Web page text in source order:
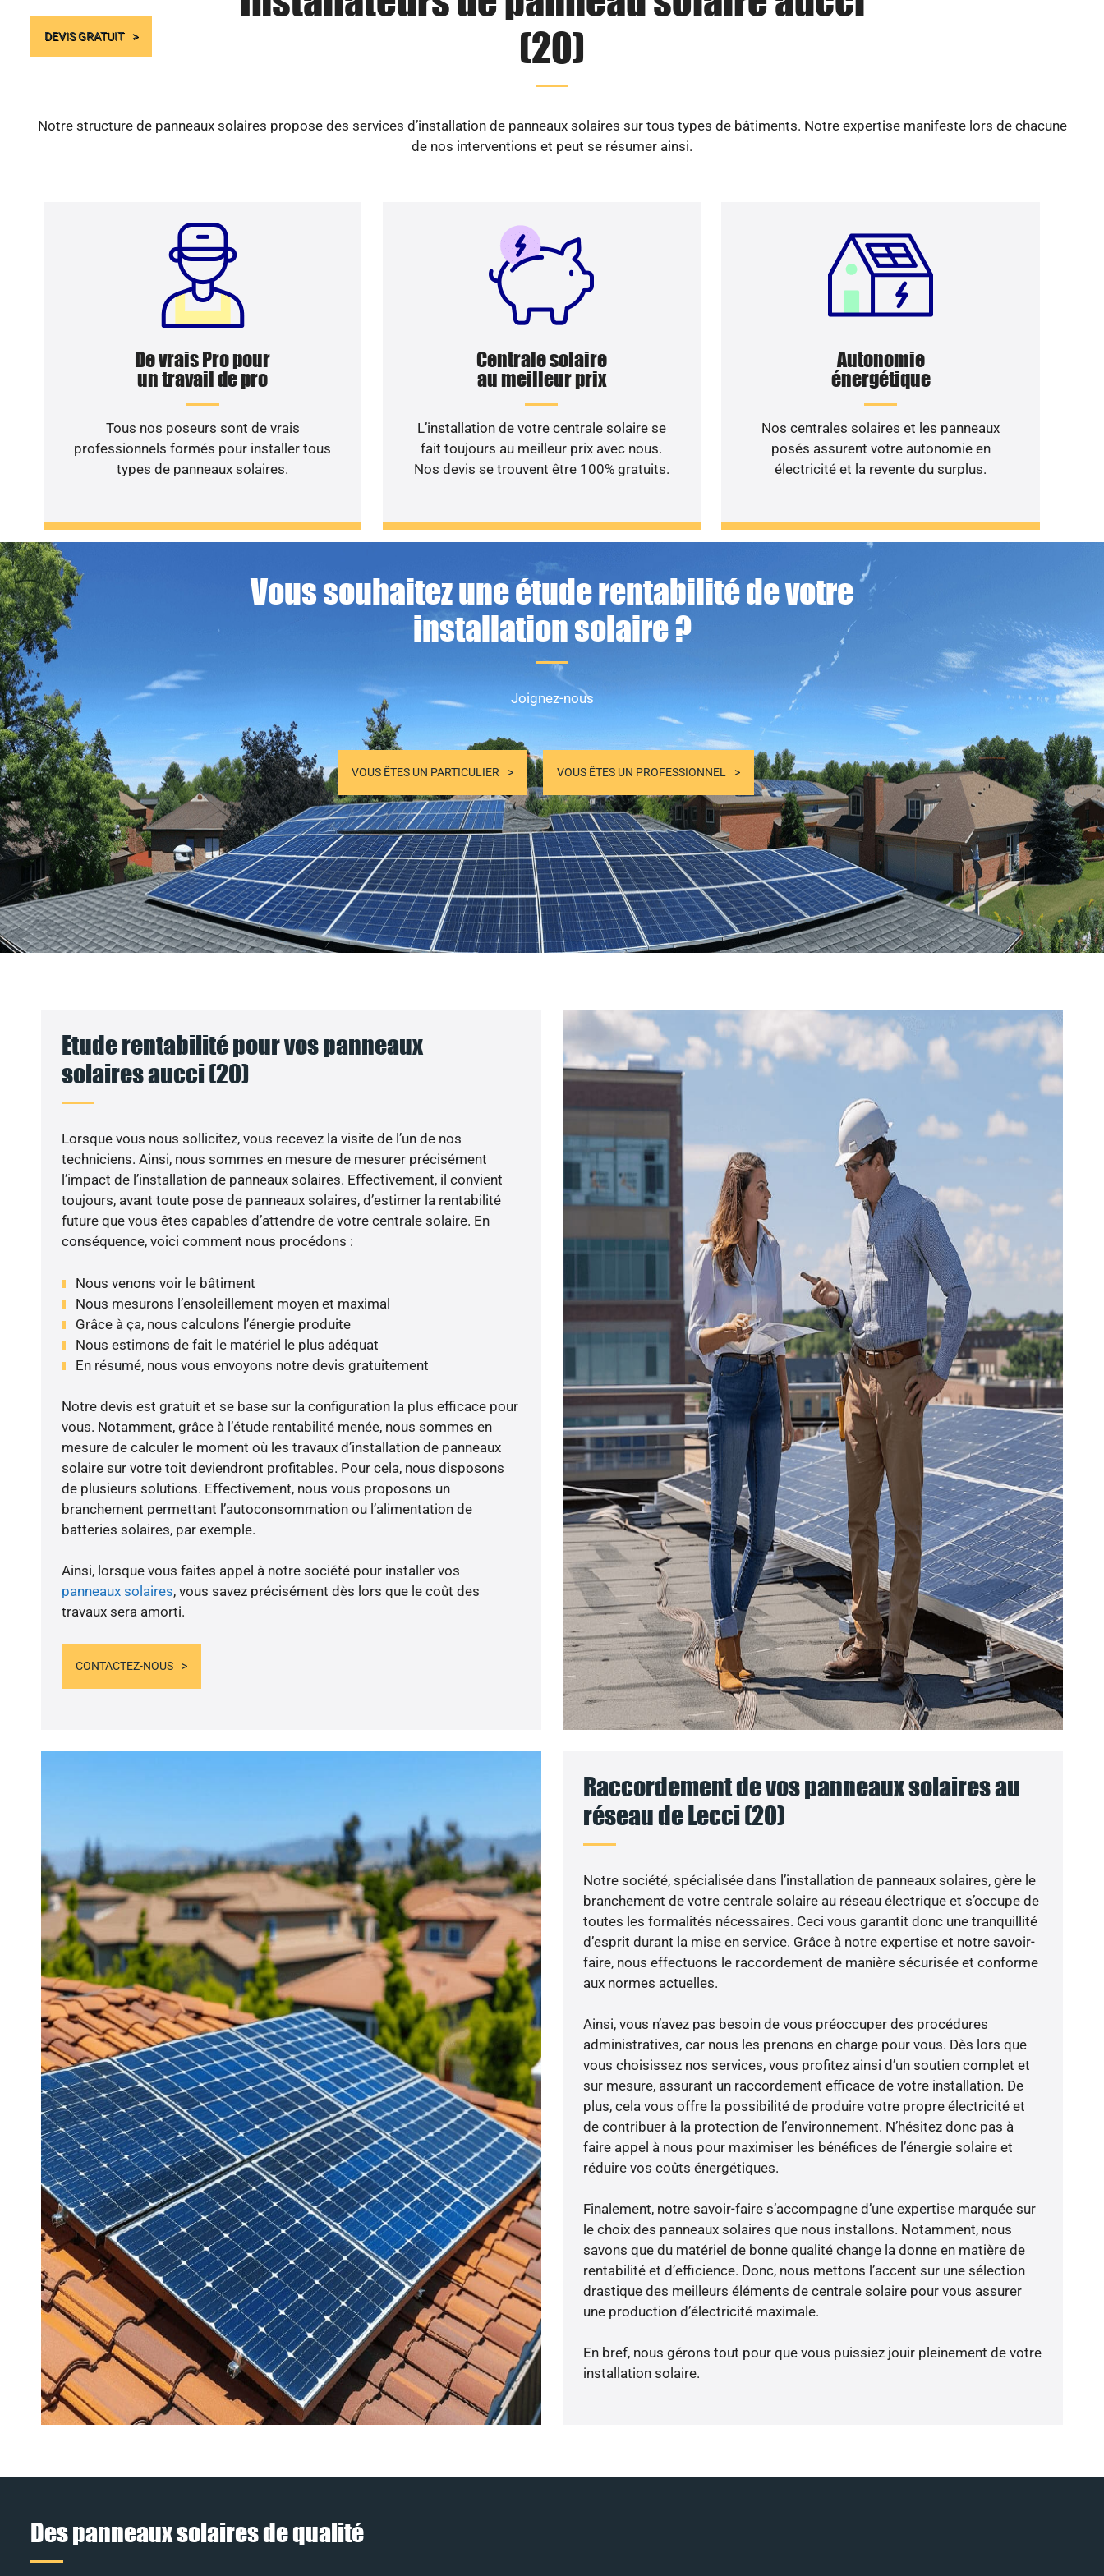
DEVIS GRATUIT
(20)
Notre structure de panneaux solaires propose des services d’installation de panneaux solaires sur tous types de bâtiments. Notre expertise manifeste lors de chacune
de nos interventions et peut se résumer ainsi.
De vrais Pro pour
un travail de pro
Tous nos poseurs sont de vrais
professionnels formés pour installer tous
types de panneaux solaires.
Centrale solaire
au meilleur prix
L’installation de votre centrale solaire se
fait toujours au meilleur prix avec nous.
Nos devis se trouvent être 100% gratuits.
Autonomie
énergétique
Nos centrales solaires et les panneaux
posés assurent votre autonomie en
électricité et la revente du surplus.
Vous souhaitez une étude rentabilité de votre
installation solaire ?
Joignez-nous
VOUS ÊTES UN PARTICULIER VOUS ÊTES UN PROFESSIONNEL
Etude rentabilité pour vos panneaux
solaires aucci (20)
Lorsque vous nous sollicitez, vous recevez la visite de l’un de nos
techniciens. Ainsi, nous sommes en mesure de mesurer précisément
l’impact de l’installation de panneaux solaires. Effectivement, il convient
toujours, avant toute pose de panneaux solaires, d’estimer la rentabilité
future que vous êtes capables d’attendre de votre centrale solaire. En
conséquence, voici comment nous procédons :
Nous venons voir le bâtiment
Nous mesurons l’ensoleillement moyen et maximal
Grâce à ça, nous calculons l’énergie produite
Nous estimons de fait le matériel le plus adéquat
En résumé, nous vous envoyons notre devis gratuitement
Notre devis est gratuit et se base sur la configuration la plus efficace pour
vous. Notamment, grâce à l’étude rentabilité menée, nous sommes en
mesure de calculer le moment où les travaux d’installation de panneaux
solaire sur votre toit deviendront profitables. Pour cela, nous disposons
de plusieurs solutions. Effectivement, nous vous proposons un
branchement permettant l’autoconsommation ou l’alimentation de
batteries solaires, par exemple.
Ainsi, lorsque vous faites appel à notre société pour installer vos
panneaux solaires, vous savez précisément dès lors que le coût des
travaux sera amorti.
CONTACTEZ-NOUS
Raccordement de vos panneaux solaires au
réseau de Lecci (20)
Notre société, spécialisée dans l’installation de panneaux solaires, gère le
branchement de votre centrale solaire au réseau électrique et s’occupe de
toutes les formalités nécessaires. Ceci vous garantit donc une tranquillité
d’esprit durant la mise en service. Grâce à notre expertise et notre savoir-
faire, nous effectuons le raccordement de manière sécurisée et conforme
aux normes actuelles.
Ainsi, vous n’avez pas besoin de vous préoccuper des procédures
administratives, car nous les prenons en charge pour vous. Dès lors que
vous choisissez nos services, vous profitez ainsi d’un soutien complet et
sur mesure, assurant un raccordement efficace de votre installation. De
plus, cela vous offre la possibilité de produire votre propre électricité et
de contribuer à la protection de l’environnement. N’hésitez donc pas à
faire appel à nous pour maximiser les bénéfices de l’énergie solaire et
réduire vos coûts énergétiques.
Finalement, notre savoir-faire s’accompagne d’une expertise marquée sur
le choix des panneaux solaires que nous installons. Notamment, nous
savons que du matériel de bonne qualité change la donne en matière de
rentabilité et d’efficience. Donc, nous mettons l’accent sur une sélection
drastique des meilleurs éléments de centrale solaire pour vous assurer
une production d’électricité maximale.
En bref, nous gérons tout pour que vous puissiez jouir pleinement de votre
installation solaire.
Des panneaux solaires de qualité